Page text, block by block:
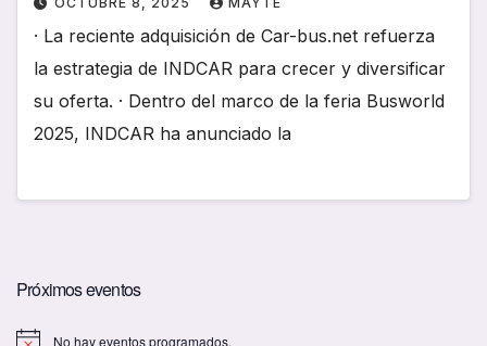
· La reciente adquisición de Car-bus.net refuerza
la estrategia de INDCAR para crecer y diversificar
su oferta. · Dentro del marco de la feria Busworld
2025, INDCAR ha anunciado la
Próximos eventos
No hay eventos programados.